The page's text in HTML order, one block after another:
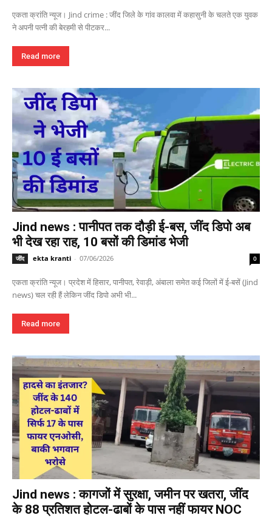
एकता क्रांति न्यूज। Jind crime : जींद जिले के गांव कालवा में कहासुनी के चलते एक युवक
ने अपनी पत्नी की बेरहमी से पीटकर...
Read more
Jind news : पानीपत तक दौड़ी ई-बस, जींद डिपो अब
भी देख रहा राह, 10 बसों की डिमांड भेजी
जींद ekta kranti - 07/06/2026 0
एकता क्रांति न्यूज। प्रदेश में हिसार, पानीपत, रेवाड़ी, अंबाला समेत कई जिलों में ई-बसें (Jind
news) चल रही हैं लेकिन जींद डिपो अभी भी...
Read more
Jind news : कागजों में सुरक्षा, जमीन पर खतरा, जींद
के 88 प्रतिशत होटल-ढाबों के पास नहीं फायर NOC